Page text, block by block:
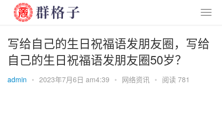
写给自己的生日祝福语发朋友圈，写给
自己的生日祝福语发朋友圈50岁？
admin • 2023年7月6日 am4:39 • 网络资讯 • 阅读 781